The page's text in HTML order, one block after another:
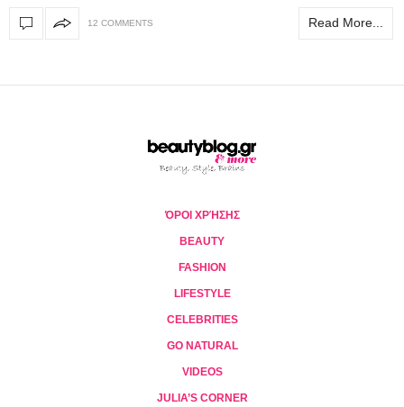
12 COMMENTS Read More...
ΌΡΟΙ ΧΡΉΣΗΣ
BEAUTY
FASHION
LIFESTYLE
CELEBRITIES
GO NATURAL
VIDEOS
JULIA’S CORNER